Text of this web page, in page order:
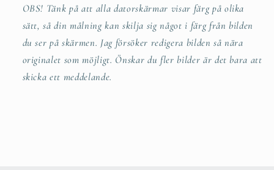
OBS! Tänk på att alla datorskärmar visar färg på olika
sätt, så din målning kan skilja sig något i färg från bilden
du ser på skärmen. Jag försöker redigera bilden så nära
originalet som möjligt. Önskar du fler bilder är det bara att
skicka ett meddelande.